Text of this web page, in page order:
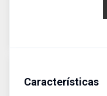
Características